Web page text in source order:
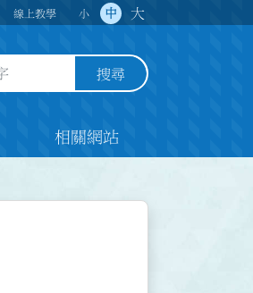
線上教學 小 中 大
搜尋
相關網站